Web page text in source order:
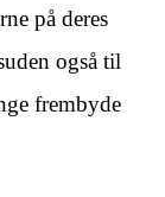
på deres
også til
frembyde